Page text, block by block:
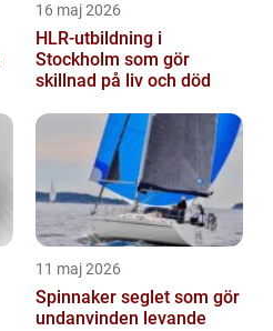
16 maj 2026
HLR-utbildning i
Stockholm som gör
skillnad på liv och död
11 maj 2026
Spinnaker seglet som gör
undanvinden levande